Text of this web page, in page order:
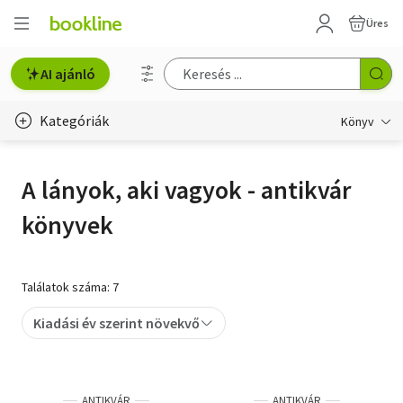
Üres
AI ajánló
Kategóriák Könyv
Erotika
Gyermek- és ifjúsági
Hobbi, szabadidő
Irodalom
Szakkönyv
A lányok, aki vagyok - antikvár
könyvek
Találatok száma: 7
Kiadási év szerint növekvő